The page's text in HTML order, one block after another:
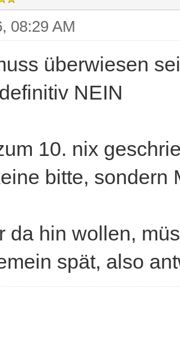
08:29 AM
überwiesen
NEIN
10. nix
bitte, sondern
da hin wollen,
spät, also